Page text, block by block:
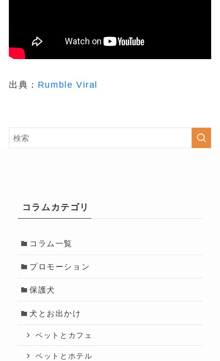
出典： Rumble Viral
コラムカテゴリ
コラム一覧
プロモーション
保護犬
犬とお出かけ
ペットとカフェ
ペットとホテル